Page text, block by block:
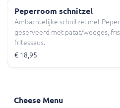
Peperroom schnitzel
Ambachtelijke schnitzel met
geserveerd met patat/wedges,
fritessaus.
€ 18,95
Cheese Menu